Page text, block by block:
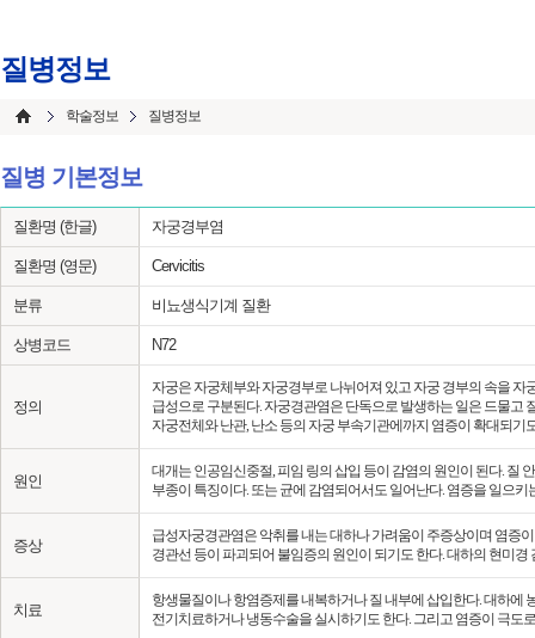
질병정보
학술정보 질병정보
질병 기본정보
질환명 (한글) 자궁경부염
질환명 (영문) Cervicitis
분류 비뇨생식기계 질환
상병코드 N72
정의
자궁은 자궁체부와 자궁경부로 나뉘어져 있고 자궁 경부의 속을
급성으로 구분된다. 자궁경관염은 단독으로 발생하는 일은 드물고
자궁전체와 난관, 난소 등의 자궁 부속기관에까지 염증이 확대되기
원인
대개는 인공임신중절, 피임 링의 삽입 등이 감염의 원인이 된다. 질
부종이 특징이다. 또는 균에 감염되어서도 일어난다. 염증을 일으
증상
급성자궁경관염은 악취를 내는 대하나 가려움이 주증상이며 염증
경관선 등이 파괴되어 불임증의 원인이 되기도 한다. 대하의 현미
치료
항생물질이나 항염증제를 내복하거나 질 내부에 삽입한다. 대하에
전기치료하거나 냉동수술을 실시하기도 한다. 그리고 염증이 극도